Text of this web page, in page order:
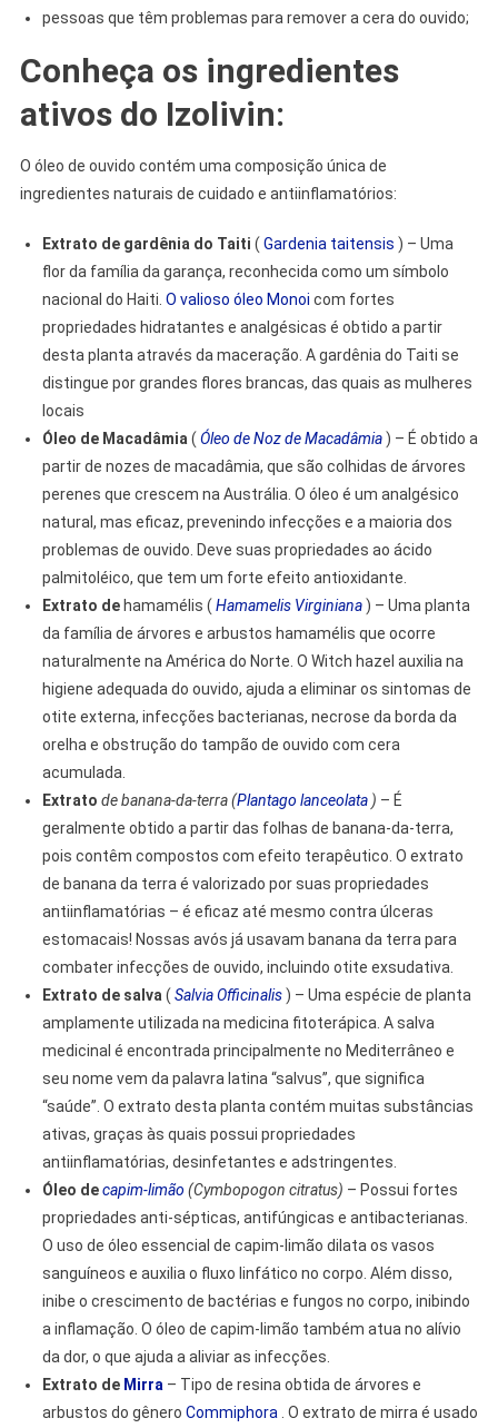
pessoas que têm problemas para remover a cera do ouvido;
Conheça os ingredientes
ativos do Izolivin:
O óleo de ouvido contém uma composição única de
ingredientes naturais de cuidado e antiinflamatórios:
Extrato de gardênia do Taiti ( Gardenia taitensis ) – Uma
flor da família da garança, reconhecida como um símbolo
nacional do Haiti. O valioso óleo Monoi com fortes
propriedades hidratantes e analgésicas é obtido a partir
desta planta através da maceração. A gardênia do Taiti se
distingue por grandes flores brancas, das quais as mulheres
locais
Óleo de Macadâmia( Óleo de Noz de Macadâmia) – É obtido a
partir de nozes de macadâmia, que são colhidas de árvores
perenes que crescem na Austrália. O óleo é um analgésico
natural, mas eficaz, prevenindo infecções e a maioria dos
problemas de ouvido. Deve suas propriedades ao ácido
palmitoléico, que tem um forte efeito antioxidante.
Extrato dehamamélis ( Hamamelis Virginiana) – Uma planta
da família de árvores e arbustos hamamélis que ocorre
naturalmente na América do Norte. O Witch hazel auxilia na
higiene adequada do ouvido, ajuda a eliminar os sintomas de
otite externa, infecções bacterianas, necrose da borda da
orelha e obstrução do tampão de ouvido com cera
acumulada.
Extrato de banana-da-terra (Plantago lanceolata) – É
geralmente obtido a partir das folhas de banana-da-terra,
pois contêm compostos com efeito terapêutico. O extrato
de banana da terra é valorizado por suas propriedades
antiinflamatórias – é eficaz até mesmo contra úlceras
estomacais! Nossas avós já usavam banana da terra para
combater infecções de ouvido, incluindo otite exsudativa.
Extrato de salva( Salvia Officinalis) – Uma espécie de planta
amplamente utilizada na medicina fitoterápica. A salva
medicinal é encontrada principalmente no Mediterrâneo e
seu nome vem da palavra latina “salvus”, que significa
“saúde”. O extrato desta planta contém muitas substâncias
ativas, graças às quais possui propriedades
antiinflamatórias, desinfetantes e adstringentes.
Óleo decapim-limão (Cymbopogon citratus) – Possui fortes
propriedades anti-sépticas, antifúngicas e antibacterianas.
O uso de óleo essencial de capim-limão dilata os vasos
sanguíneos e auxilia o fluxo linfático no corpo. Além disso,
inibe o crescimento de bactérias e fungos no corpo, inibindo
a inflamação. O óleo de capim-limão também atua no alívio
da dor, o que ajuda a aliviar as infecções.
Extrato de Mirra– Tipo de resina obtida de árvores e
arbustos do gênero Commiphora. O extrato de mirra é usado